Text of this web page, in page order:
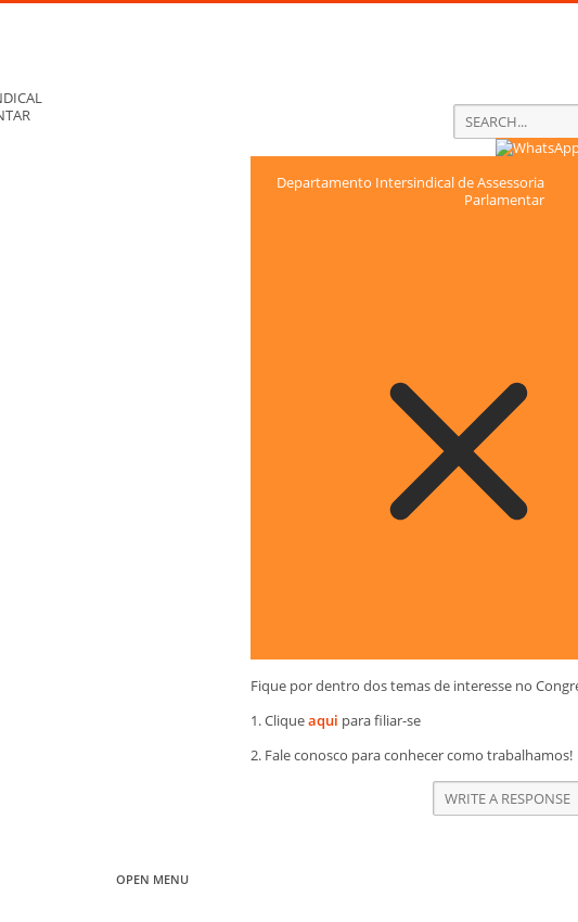
Departamento Intersindical de Assessoria
Parlamentar
Fique por dentro dos temas de interesse no
1. Cliqueaqui para filiar-se
2. Fale conosco para conhecer como trabalhamos!
OPEN MENU